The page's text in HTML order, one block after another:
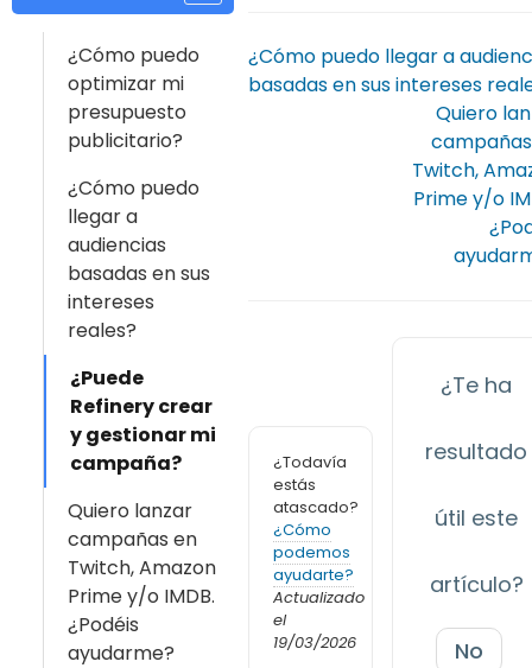
¿Cómo puedo
optimizar mi
presupuesto
publicitario?
¿Cómo puedo
llegar a
audiencias
basadas en sus
intereses
reales?
¿Puede
Refinery crear
y gestionar mi
campaña?
Quiero lanzar
campañas en
Twitch, Amazon
Prime y/o IMDB.
¿Podéis
ayudarme?
¿Cómo puedo llegar a
basadas en sus intereses
Quiero
Twitch,
Prime y/o
¿Todavía
estás
atascado?
¿Cómo
podemos
ayudarte?
Actualizado
el
19/03/2026
¿Te ha
resultado
útil este
artículo?
No